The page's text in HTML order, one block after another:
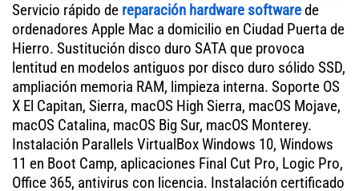
Servicio rápido de reparación hardware softwarede
ordenadores Apple Mac a domicilio en Ciudad Puerta de
Hierro. Sustitución disco duro SATA que provoca
lentitud en modelos antiguos por disco duro sólido SSD,
ampliación memoria RAM, limpieza interna. Soporte OS
X El Capitan, Sierra, macOS High Sierra, macOS Mojave,
macOS Catalina, macOS Big Sur, macOS Monterey.
Instalación Parallels VirtualBox Windows 10, Windows
11 en Boot Camp, aplicaciones Final Cut Pro, Logic Pro,
Office 365, antivirus con licencia. Instalación certificado